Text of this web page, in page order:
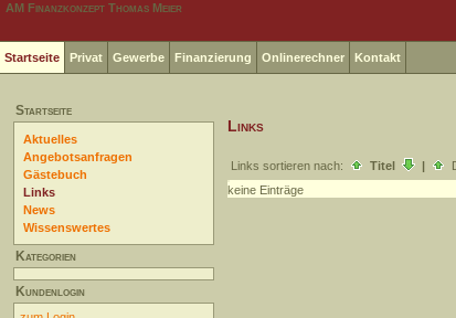
AM Finanzkonzept Thomas Meier
Startseite Privat Gewerbe Finanzierung Onlinerechner Kontakt
Startseite
Aktuelles
Angebotsanfragen
Gästebuch
Links
News
Wissenswertes
Kategorien
Kundenlogin
Links
Links sortieren nach: Titel |
keine Einträge